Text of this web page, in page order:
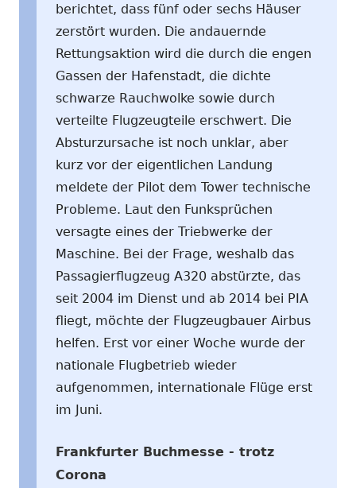
berichtet, dass fünf oder sechs Häuser
zerstört wurden. Die andauernde
Rettungsaktion wird die durch die engen
Gassen der Hafenstadt, die dichte
schwarze Rauchwolke sowie durch
verteilte Flugzeugteile erschwert. Die
Absturzursache ist noch unklar, aber
kurz vor der eigentlichen Landung
meldete der Pilot dem Tower technische
Probleme. Laut den Funksprüchen
versagte eines der Triebwerke der
Maschine. Bei der Frage, weshalb das
Passagierflugzeug A320 abstürzte, das
seit 2004 im Dienst und ab 2014 bei PIA
fliegt, möchte der Flugzeugbauer Airbus
helfen. Erst vor einer Woche wurde der
nationale Flugbetrieb wieder
aufgenommen, internationale Flüge erst
im Juni.
Frankfurter Buchmesse - trotz
Corona